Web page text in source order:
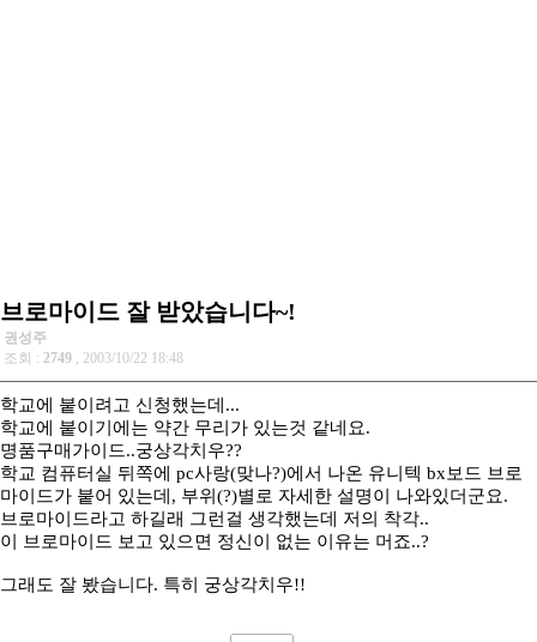
브로마이드 잘 받았습니다~!
권성주
조회 : 2749 , 2003/10/22 18:48
학교에 붙이려고 신청했는데...
학교에 붙이기에는 약간 무리가 있는것 같네요.
명품구매가이드..궁상각치우??
학교 컴퓨터실 뒤쪽에 pc사랑(맞나?)에서 나온 유니텍 bx보드 브로
마이드가 붙어 있는데, 부위(?)별로 자세한 설명이 나와있더군요.
브로마이드라고 하길래 그런걸 생각했는데 저의 착각..
이 브로마이드 보고 있으면 정신이 없는 이유는 머죠..?
그래도 잘 봤습니다. 특히 궁상각치우!!